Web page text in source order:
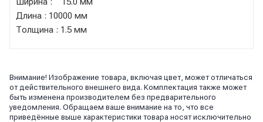
Длина : 10000 мм
Толщина : 1.5 мм
Внимание! Изображение товара, включая цвет, может отличаться
от действительного внешнего вида. Комплектация также может
быть изменена производителем без предварительного
уведомления. Обращаем ваше внимание на то, что все
приведённые выше характеристики товара носят исключительно